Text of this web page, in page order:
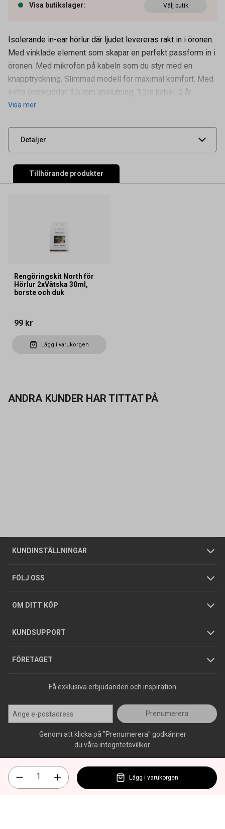
Visa butikslager: Välj butik
Isolerande in-ear hörlur där ljudet levereras rakt in i öronen.
Med vinklade element som skapar en perfekt passform in i
öronen. Med mikrofon på kabeln som du styr med en
knapptryckning. Slimmad modell för maximal komfort. Med
extra öronkuddar. 3,5 mm anslutning. 1,2m kabel. 2 år
Visa mer
Detaljer
Artikelnummer 36200229
Leverantörens
UNSPSC 52161514
Tillhörande produkter
Rengöringskit North för
Hörlur 2xVätska 30ml,
borste och duk
99 kr
Lägg i varukorgen
ANDRA KUNDER HAR TITTAT PÅ
KUNDINSTÄLLNINGAR
Företagskund / Privatkund
FÖLJ OSS
OM DITT KÖP
Allmänna försäljningsvillkor
Integritetspolicy
GDPR
KUNDSUPPORT
Butiker
Foldrar och kataloger
Köpguider
Varumärken
FÖRETAGET
Om oss
Tjänster
Hållbarhet
Jobba hos oss
Press
Få exklusiva erbjudanden och inspiration
Prenumerera
Genom att klicka på "Prenumerera" godkänner
du våra integritetsvillkor.
Lägg i varukorgen